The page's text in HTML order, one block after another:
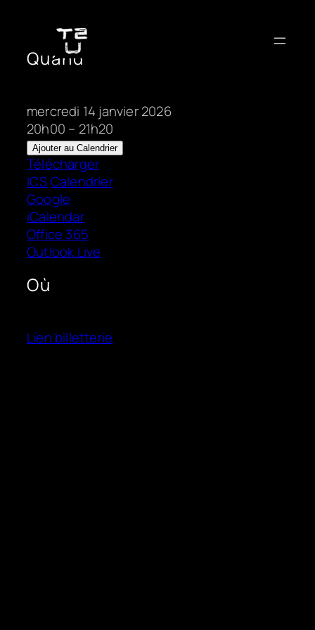
contenu
Quand
mercredi 14 janvier 2026
20h00 – 21h20
Ajouter au Calendrier
Télécharger
ICSCalendrier
Google
iCalendar
Office 365
Outlook Live
Où
Lien billetterie